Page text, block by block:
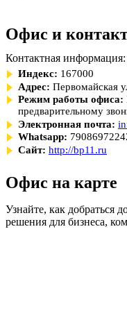
Офис и
Контактная информация:
Индекс: 167000
Адрес: Первомайская
Режим работы офиса:
предварительному
Электронная почта:
Whatsapp:
Сайт: http://bp11.ru
Офис на карте
Узнайте, как добраться
решения для бизнеса,